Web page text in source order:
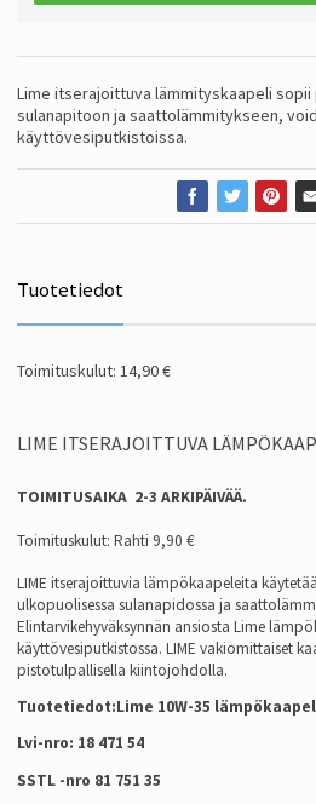
Lime itserajoittuva lämmityskaapeli
sulanapitoon ja saattolämmitykseen,
käyttövesiputkistoissa.
Tuotetiedot
Toimituskulut: 14,90 €
LIME ITSERAJOITTUVA
TOIMITUSAIKA 2-3 ARKIPÄIVÄÄ.
Toimituskulut: Rahti 9,90 €
LIME itserajoittuvia lämpökaapeleita
ulkopuolisessa sulanapidossa ja
Elintarvikehyväksynnän ansiosta Lime
käyttövesiputkistossa. LIME vakiomittaiset
pistotulpallisella kiintojohdolla.
Tuotetiedot:Lime 10W-35
Lvi-nro: 18 471 54
SSTL -nro 81 751 35